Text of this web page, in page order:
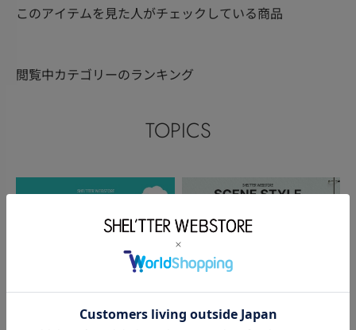
このアイテムを見た人がチェックしている商品
閲覧中カテゴリーのランキング
TOPICS